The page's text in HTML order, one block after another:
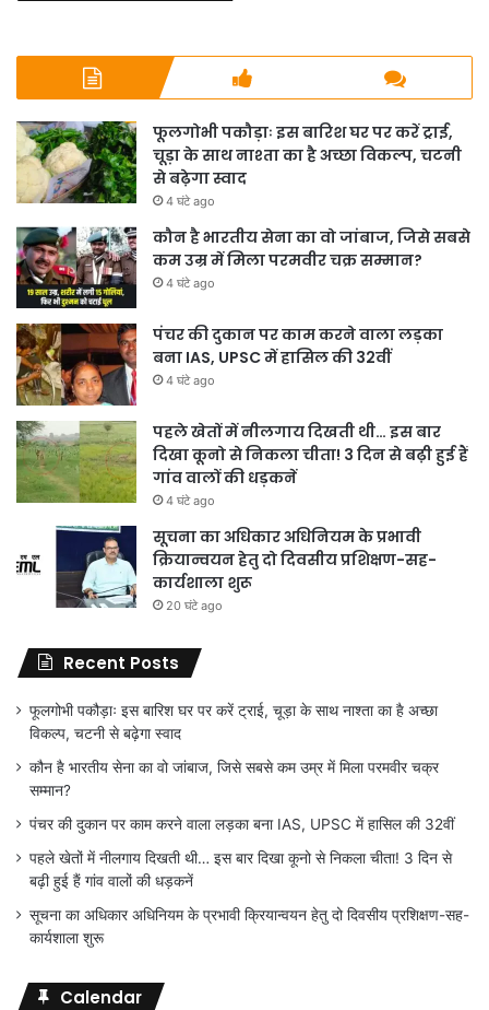
फूलगोभी पकौड़ाः इस बारिश घर पर करें ट्राई,
चूड़ा के साथ नाश्ता का है अच्छा विकल्प, चटनी
से बढ़ेगा स्वाद
4 घंटे ago
कौन है भारतीय सेना का वो जांबाज, जिसे सबसे
कम उम्र में मिला परमवीर चक्र सम्मान?
4 घंटे ago
पंचर की दुकान पर काम करने वाला लड़का
बना IAS, UPSC में हासिल की 32वीं
4 घंटे ago
पहले खेतों में नीलगाय दिखती थी… इस बार
दिखा कूनो से निकला चीता! 3 दिन से बढ़ी हुई हैं
गांव वालों की धड़कनें
4 घंटे ago
सूचना का अधिकार अधिनियम के प्रभावी
क्रियान्वयन हेतु दो दिवसीय प्रशिक्षण-सह-
कार्यशाला शुरू
20 घंटे ago
Recent Posts
फूलगोभी पकौड़ाः इस बारिश घर पर करें ट्राई, चूड़ा के साथ नाश्ता का है अच्छा
विकल्प, चटनी से बढ़ेगा स्वाद
कौन है भारतीय सेना का वो जांबाज, जिसे सबसे कम उम्र में मिला परमवीर चक्र
सम्मान?
पंचर की दुकान पर काम करने वाला लड़का बना IAS, UPSC में हासिल की 32वीं
पहले खेतों में नीलगाय दिखती थी… इस बार दिखा कूनो से निकला चीता! 3 दिन से
बढ़ी हुई हैं गांव वालों की धड़कनें
सूचना का अधिकार अधिनियम के प्रभावी क्रियान्वयन हेतु दो दिवसीय प्रशिक्षण-सह-
कार्यशाला शुरू
Calendar